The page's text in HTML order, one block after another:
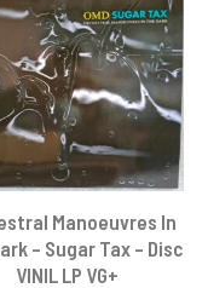
Manoeuvres In
– Sugar Tax – Disc
VINIL LP VG+